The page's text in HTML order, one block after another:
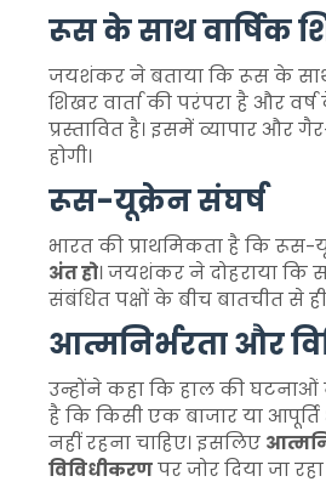
रूस के साथ वार्षिक
जयशंकर ने बताया कि रूस के साथ
शिखर वार्ता की परंपरा है और
प्रस्तावित है। इसमें व्यापार और
होगी।
रूस-यूक्रेन संघर्ष
भारत की प्राथमिकता है कि रूस-
अंत हो। जयशंकर ने दोहराया कि
संबंधित पक्षों के बीच बातचीत से
आत्मनिर्भरता और
उन्होंने कहा कि हाल की घटनाओं
है कि किसी एक बाजार या आपूर्ति
नहीं रहना चाहिए। इसलिए
विविधीकरणपर जोर दिया जा रहा